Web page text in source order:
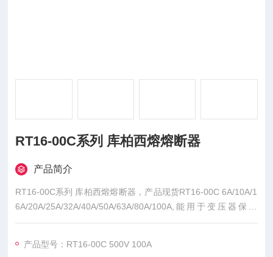
RT16-00C系列 库柏西熔熔断器
产品简介
RT16-00C系列 库柏西熔熔断器，产品现货RT16-00C 6A/10A/1
6A/20A/25A/32A/40A/50A/63A/80A/100A,能用于变压器保护
用、电动机保护用等多种类型。
产品型号：RT16-00C 500V 100A